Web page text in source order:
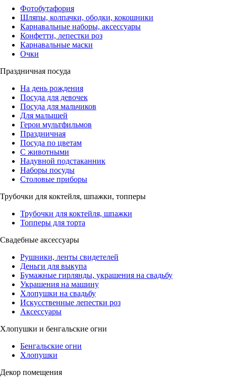
Фотобутафория
Шляпы, колпачки, ободки, кокошники
Карнавальные наборы, аксессуары
Конфетти, лепестки роз
Карнавальные маски
Очки
Праздничная посуда
На день рождения
Посуда для девочек
Посуда для мальчиков
Для малышей
Герои мультфильмов
Праздничная
Посуда по цветам
С животными
Надувной подстаканник
Наборы посуды
Столовые приборы
Трубочки для коктейля, шпажки, топперы
Трубочки для коктейля, шпажки
Топперы для торта
Свадебные аксессуары
Рушники, ленты свидетелей
Деньги для выкупа
Бумажные гирлянды, украшения на свадьбу
Украшения на машину
Хлопушки на свадьбу
Искусственные лепестки роз
Аксессуары
Хлопушки и бенгальские огни
Бенгальские огни
Хлопушки
Декор помещения